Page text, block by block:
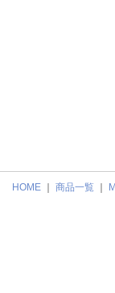
HOME 商品一覧